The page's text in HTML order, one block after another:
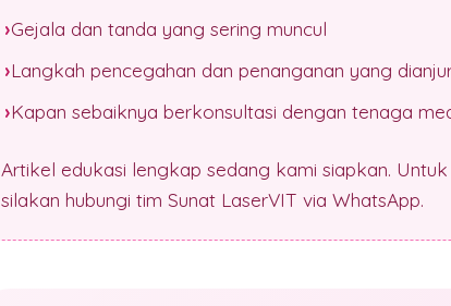
Gejala dan tanda yang sering muncul
Langkah pencegahan dan penanganan yang
Kapan sebaiknya berkonsultasi dengan tenaga
Artikel edukasi lengkap sedang kami siapkan.
silakan hubungi tim Sunat LaserVIT via WhatsApp.